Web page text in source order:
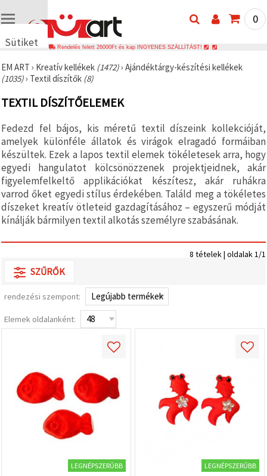
Sütiket
🍪 Cookie-
kat és
technológiákat
használunk
érdekében,
hogy
biztosítsuk
a weboldal
megfelelő
működését,
javítsuk az
Ön
felhasználói
élményét,
és az Ön
elemezzük
valamint
relevánsabb
tartalmat
és
jelenítsünk
meg,
Az "Összes
elfogadása"
elfogadhatja
0
Rendelés felett 26000Ft és kap INGYENES SZÁLLÍTÁST!
EM ART › Kreatív kellékek (1472)› Ajándéktárgy-készítési kellékek
(1035)› Textil díszítők (8)
TEXTIL DÍSZÍTŐELEMEK
Fedezd fel bájos, kis méretű textil díszeink kollekcióját,
amelyek különféle állatok és virágok elragadó formáiban
készültek. Ezek a lapos textil elemek tökéletesek arra, hogy
egyedi hangulatot kölcsönözzenek projektjeidnek, akár
figyelemfelkeltő applikációkat készítesz, akár ruhákra
varrod őket egyedi stílus érdekében. Találd meg a tökéletes
díszeket kreatív ötleteid gazdagításához – egyszerű módját
kínálják bármilyen textil alkotás személyre szabásának.
8 tételek | oldalak 1/1
SZŰRŐK
rendezési szempont:
Elemek oldalanként:
LEGNÉPSZERŰBB LEGNÉPSZERŰBB